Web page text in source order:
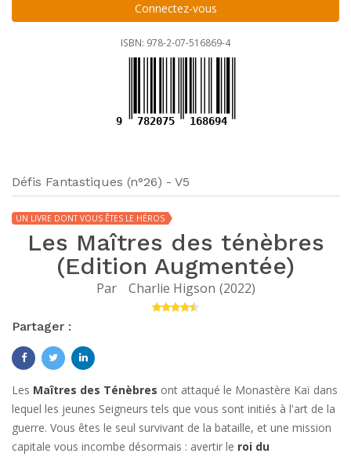
Connectez-vous
ISBN: 978-2-07-516869-4
9 782075 168694
Défis Fantastiques (n°26) - V5
UN LIVRE DONT VOUS ÊTES LE HÉROS
Les Maîtres des ténèbres
(Edition Augmentée)
Par Charlie Higson (2022)
Partager :
Les Maîtres des Ténèbres ont attaqué le Monastère Kaï dans
lequel les jeunes Seigneurs tels que vous sont initiés à l'art de la
guerre. Vous êtes le seul survivant de la bataille, et une mission
capitale vous incombe désormais : avertir le roi du